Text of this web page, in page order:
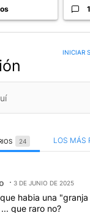
INICIAR
24 LOS MÁS
3 DE JUNIO DE 2025
habia una
que raro no?